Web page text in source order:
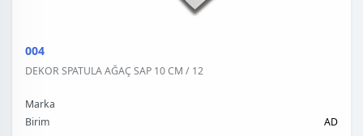
004
DEKOR SPATULA AĞAÇ SAP 10 CM / 12
Marka
Birim
AD